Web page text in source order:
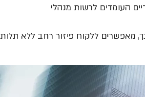
העומדים לרשות מנהלי
מאפשרים ללקוח פיזור רחב ללא תלות